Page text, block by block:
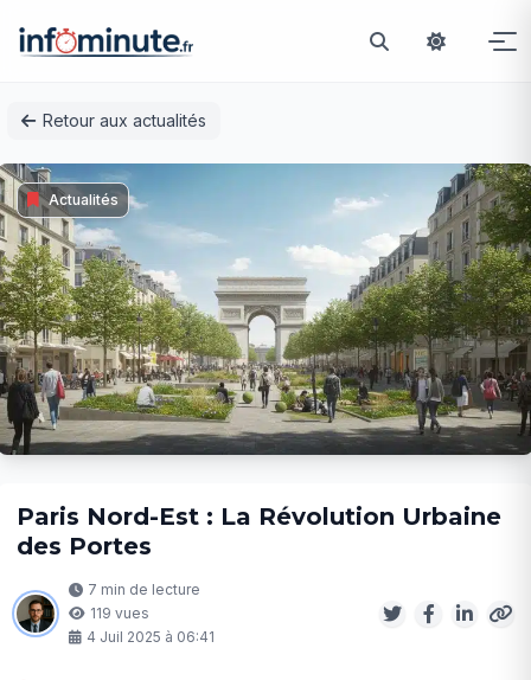
Retour aux actualités
Actualités
Paris Nord-Est : La Révolution Urbaine
des Portes
7 min de lecture
119 vues
4 Juil 2025 à 06:41